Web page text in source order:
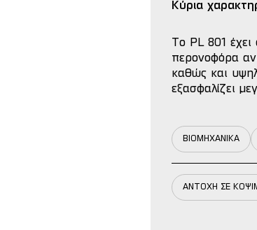
Κύρια
Το PL 801
περονοφόρα
καθώς και
εξασφαλίζει
ΒΙΟΜΗΧΑΝΙΚΑ
ΑΝΤΟΧΗ ΣΕ